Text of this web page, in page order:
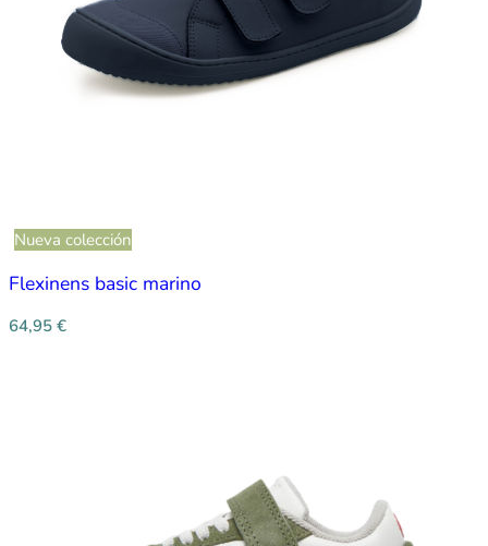
Nueva colección
Flexinens basic marino
64,95 €